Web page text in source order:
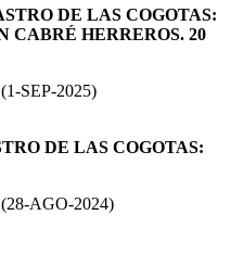
DE LAS COGOTAS:
CABRÉ HERREROS. 20
(1-SEP-2025)
DE LAS COGOTAS:
(28-AGO-2024)